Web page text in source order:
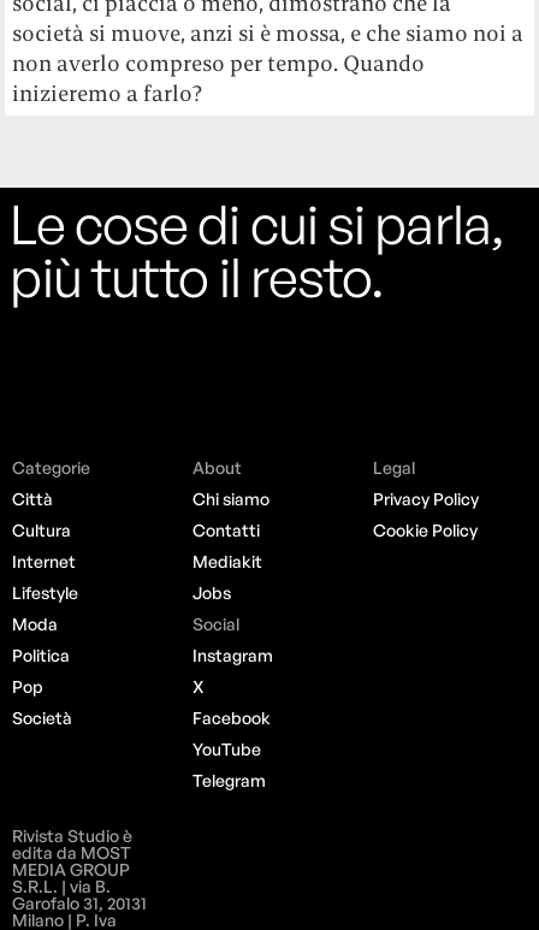
società si muove, anzi si è mossa, e che siamo noi a
non averlo compreso per tempo. Quando
inizieremo a farlo?
Le cose di cui si parla,
più tutto il resto.
Categorie
Città
Cultura
Internet
Lifestyle
Moda
Politica
Pop
Società
About
Chi siamo
Contatti
Mediakit
Jobs
Social
Instagram
X
Facebook
YouTube
Telegram
Legal
Privacy Policy
Cookie Policy
Rivista Studio è
edita da MOST
MEDIA GROUP
S.R.L. | via B.
Garofalo 31, 20131
Milano | P. Iva